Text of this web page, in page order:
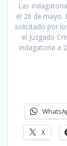
Las
el 26 de mayo.
solicitado por
el Juzgado
indagatoria a
X